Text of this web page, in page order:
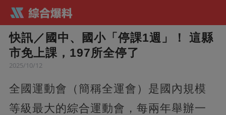
快訊／國中、國小「停課1週」！ 這縣
市免上課，197所全停了
2025/10/12
全國運動會（簡稱全運會）是國內規模
等級最大的綜合運動會，每兩年舉辦一